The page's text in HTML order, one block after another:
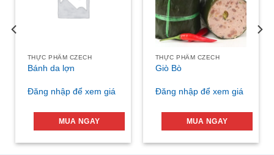
THỰC PHẨM CZECH
Bánh da lợn
Đăng nhập để xem giá
MUA NGAY
THỰC PHẨM CZECH
Giò Bò
Đăng nhập để xem giá
MUA NGAY